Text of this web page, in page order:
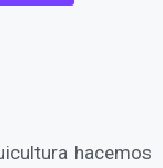
hacemos